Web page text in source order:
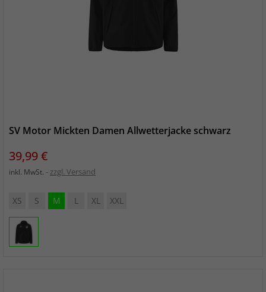
SV Motor Mickten Damen Allwetterjacke schwarz
Preis
39,99 €
inkl. MwSt. zzgl. Versand
XS S M L XL XXL